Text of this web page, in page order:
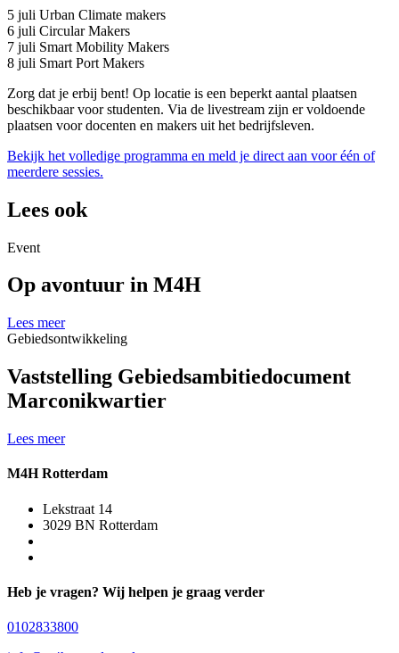
5 juli Urban Climate makers
6 juli Circular Makers
7 juli Smart Mobility Makers
8 juli Smart Port Makers
Zorg dat je erbij bent! Op locatie is een beperkt aantal plaatsen
beschikbaar voor studenten. Via de livestream zijn er voldoende
plaatsen voor docenten en makers uit het bedrijfsleven.
Bekijk het volledige programma en meld je direct aan voor één of
meerdere sessies.
Lees ook
Event
Op avontuur in M4H
Lees meer
Gebiedsontwikkeling
Vaststelling Gebiedsambitiedocument
Marconikwartier
Lees meer
M4H Rotterdam
Lekstraat 14
3029 BN Rotterdam
Heb je vragen? Wij helpen je graag verder
0102833800